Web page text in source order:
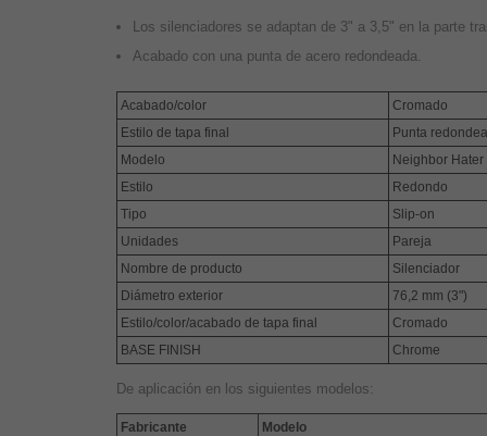
Los silenciadores se adaptan de 3" a 3,5" en la parte
Acabado con una punta de acero redondeada.
Acabado/color
Cromado
Estilo de tapa final
Punta
Modelo
Neighbor Hater
Estilo
Redondo
Tipo
Slip-on
Unidades
Pareja
Nombre de producto
Silenciador
Diámetro exterior
76,2 mm (3")
Estilo/color/acabado de tapa final
Cromado
BASE FINISH
Chrome
De aplicación en los siguientes modelos:
Fabricante Modelo